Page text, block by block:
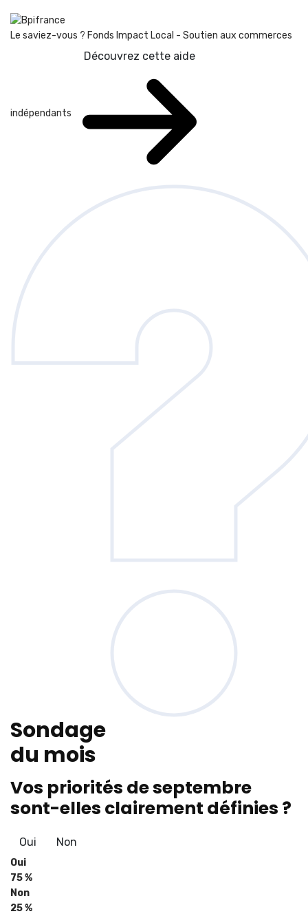
Le saviez-vous ? Fonds Impact Local - Soutien aux commerces
indépendants
Découvrez cette aide
Sondage
du mois
Vos priorités de septembre
sont-elles clairement définies ?
Oui Non
Oui
75 %
Non
25 %